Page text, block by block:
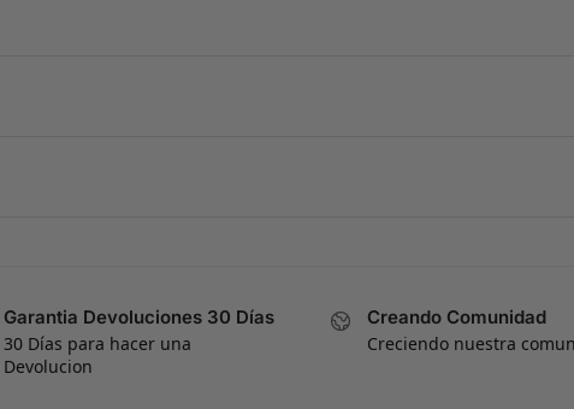
Garantia Devoluciones 30 Días
30 Días para hacer una
Devolucion
Creando Comunidad
Creciendo nuestra